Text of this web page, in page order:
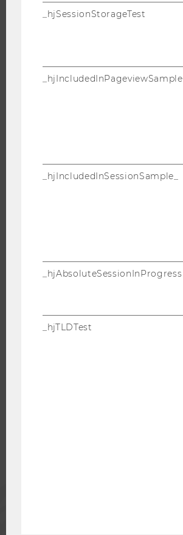
WELCOME SERVICES
JOBS MIT WU-STUDIUM
KARRIERENETZWERKE AN DER WU
_hjSessionStorageTest
_hjIncludedInPageviewSample
_hjIncludedInSessionSample_
_hjAbsoluteSessionInProgress
_hjTLDTest